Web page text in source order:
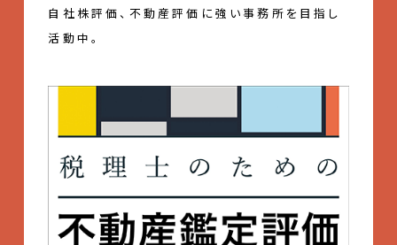
自社株評価、不動産評価に強い事務所を目指し
活動中。